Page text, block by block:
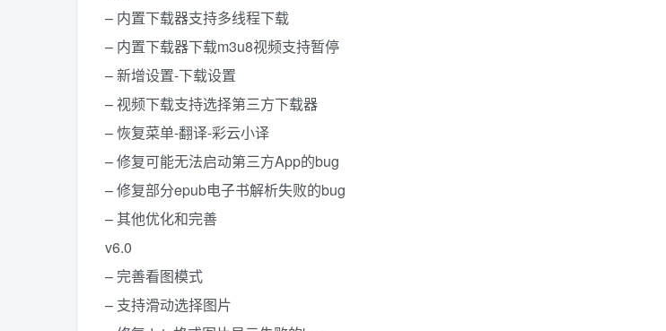
– 内置下载器支持多线程下载
– 内置下载器下载m3u8视频支持暂停
– 新增设置-下载设置
– 视频下载支持选择第三方下载器
– 恢复菜单-翻译-彩云小译
– 修复可能无法启动第三方App的bug
– 修复部分epub电子书解析失败的bug
– 其他优化和完善
v6.0
– 完善看图模式
– 支持滑动选择图片